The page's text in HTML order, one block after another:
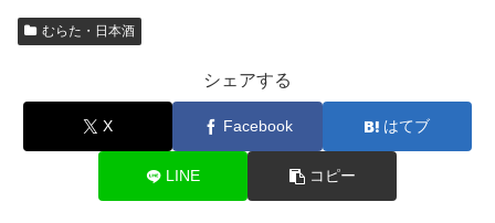
むらた・日本酒
シェアする
X Facebook はてブ
LINE コピー